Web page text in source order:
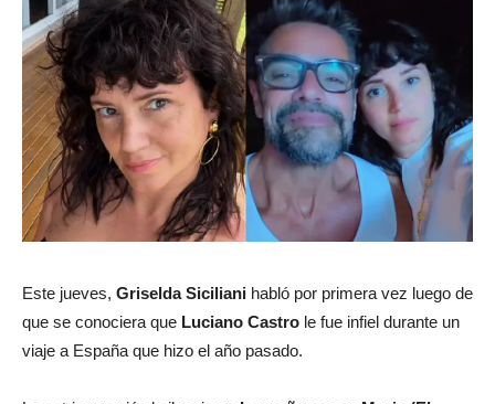
Este jueves, Griselda Siciliani habló por primera vez luego de
que se conociera que Luciano Castro le fue infiel durante un
viaje a España que hizo el año pasado.